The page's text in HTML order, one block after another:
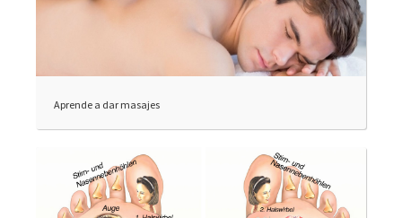
Aprende a dar masajes